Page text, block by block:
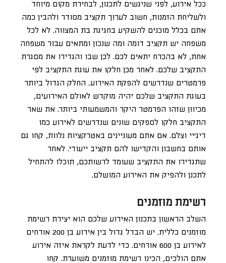
ככל אירוע, לפני שניגשים לתכנון, לבחירת מקום מיוחד
ולשליחת הזמנות, חשוב לערוך תקציב מסודר ולהבין כמה
אתם בכלל מוכנים להשקיע בחגיגת בת המצווה. לא לכל
משפחה יש תקציב דומה ומה שנכון ומתאים עבור משפחה
אחת, לא בהכרח יתאים לכם. לכן שבו והגדירו את מסגרת
התקציב שלכם. לאחר מכן חלקו את עוגת התקציב לפי
פרמטרים שנדרשים להפקת האירוע. החלק הגדול ביותר
בעוגת התקציב שלכם יהיה מוקדש לאולם האירועים,
מכיוון שזהו הפרמטר היקר והמשמעותי ביותר. את שאר
התקציב חלקו לספקים שונים שנדרשים לאירוע כמו
דיג’יי וצלם. אם אתם מעוניינים באטרקציות נלוות, קחו גם
אותם בחשבון והקדישו להם תקציב ייעודי. לאחר
שתגדירו את התקציב שעומד לרשותכם, תוכלו להתחיל
לתכנן ולהפיק את האירוע המושלם.
רשימת מוזמנים
השלב הראשון בתכנון האירוע שלכם הוא יצירת רשימת
מוזמנים כללית. יש הבדל גדול בין אירוע בן 200 אורחים
לאירוע בן 600 אורחים. כדי לדעת לקראת איזה אירוע
אתם הולכים, הכינו רשימת מוזמנים משוערת. קחו